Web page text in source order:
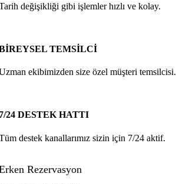
değişikliği gibi işlemler hızlı ve kolay.
TEMSİLCİ
ekibimizden size özel müşteri temsilcisi.
24 DESTEK HATTI
destek kanallarımız sizin için 7/24 aktif.
Rezervasyon